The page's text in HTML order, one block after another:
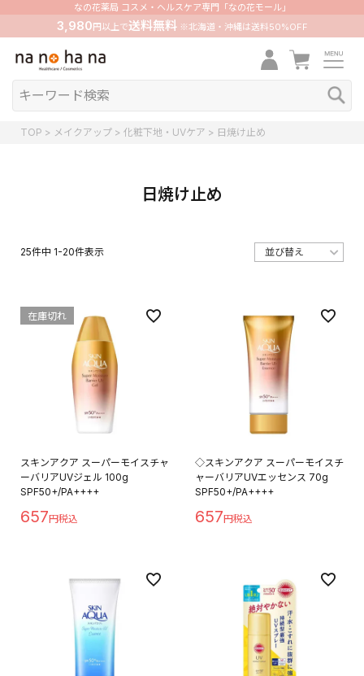
なの花薬局 コスメ・ヘルスケア専門「なの花モール」
3,980 円以上で送料無料※北海道・沖縄は送料50%OFF
TOP メイクアップ 化粧下地・UVケア 日焼け止め
日焼け止め
25件中 1-20件表示
スキンアクア スーパーモイスチャ
ーバリアUVジェル 100g
SPF50+/PA++++
657
在庫切れ
◇スキンアクア スーパーモイスチ
ャーバリアUVエッセンス 70g
SPF50+/PA++++
657